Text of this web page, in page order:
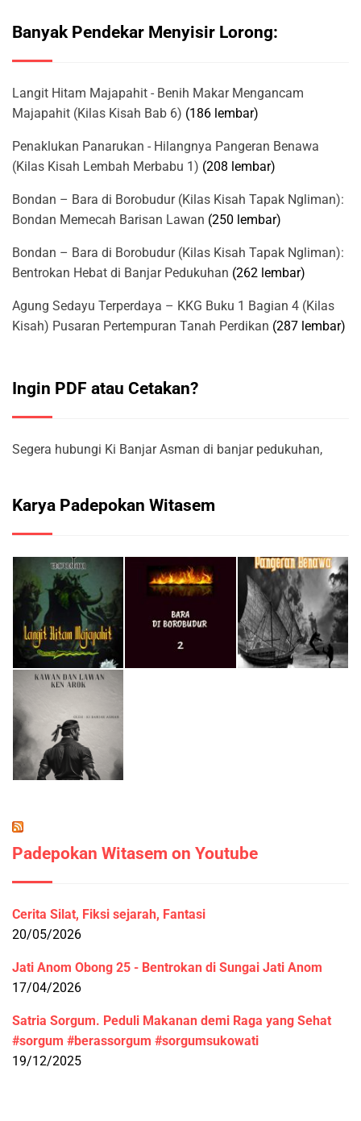
Banyak Pendekar Menyisir Lorong:
Langit Hitam Majapahit - Benih Makar Mengancam
Majapahit (Kilas Kisah Bab 6) (186 lembar)
Penaklukan Panarukan - Hilangnya Pangeran Benawa
(Kilas Kisah Lembah Merbabu 1) (208 lembar)
Bondan – Bara di Borobudur (Kilas Kisah Tapak Ngliman):
Bondan Memecah Barisan Lawan (250 lembar)
Bondan – Bara di Borobudur (Kilas Kisah Tapak Ngliman):
Bentrokan Hebat di Banjar Pedukuhan (262 lembar)
Agung Sedayu Terperdaya – KKG Buku 1 Bagian 4 (Kilas
Kisah) Pusaran Pertempuran Tanah Perdikan (287 lembar)
Ingin PDF atau Cetakan?
Segera hubungi Ki Banjar Asman di banjar pedukuhan,
Karya Padepokan Witasem
Padepokan Witasem on Youtube
Cerita Silat, Fiksi sejarah, Fantasi
20/05/2026
Jati Anom Obong 25 - Bentrokan di Sungai Jati Anom
17/04/2026
Satria Sorgum. Peduli Makanan demi Raga yang Sehat
#sorgum #berassorgum #sorgumsukowati
19/12/2025